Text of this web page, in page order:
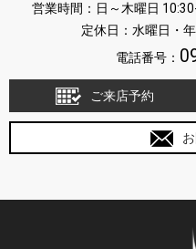
営業時間：日～木曜日
定休日：水曜日・
電話番号：
ご来店予約